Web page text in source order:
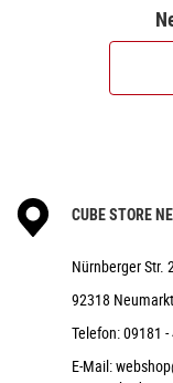
CUBE
ACID
Routing),
Bottom Zero-Stack
ACID PP
CUBE STORE
Nürnberger Str.
92318
Telefon:09181
E-Mail: